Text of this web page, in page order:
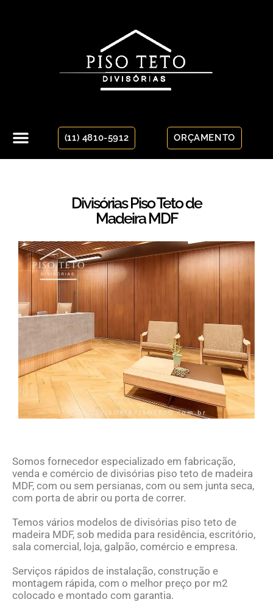
ORÇAMENTO
(11) 4810-5912
Divisórias Piso Teto de
Madeira MDF
Somos fornecedor especializado em fabricação,
venda e comércio de divisórias piso teto de madeira
MDF, com ou sem persianas, com ou sem junta seca,
com porta de abrir ou porta de correr.
Temos vários modelos de divisórias piso teto de
madeira MDF, sob medida para residência, escritório,
sala comercial, loja, galpão, comércio e empresa.
Serviços rápidos de instalação, construção e
montagem rápida, com o melhor preço por m2
colocado e montado com garantia.